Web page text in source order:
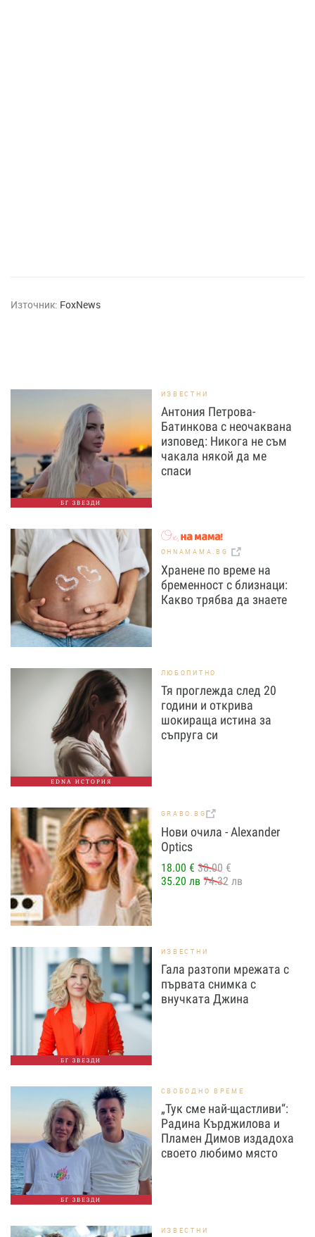
Източник: FoxNews
БГ ЗВЕЗДИ
ИЗВЕСТНИ
Антония Петрова-
Батинкова с неочаквана
изповед: Никога не съм
чакала някой да ме
спаси
OHNAMAMA.BG
Хранене по време на
бременност с близнаци:
Какво трябва да знаете
EDNA ИСТОРИЯ
ЛЮБОПИТНО
Тя проглежда след 20
години и открива
шокираща истина за
съпруга си
GRABO.BG
Нови очила - Alexander
Оptics
18.00 € 38.00 €
35.20 лв 74.32 лв
БГ ЗВЕЗДИ
ИЗВЕСТНИ
Гала разтопи мрежата с
първата снимка с
внучката Джина
БГ ЗВЕЗДИ
СВОБОДНО ВРЕМЕ
„Тук сме най-щастливи“:
Радина Кърджилова и
Пламен Димов издадоха
своето любимо място
ИЗВЕСТНИ